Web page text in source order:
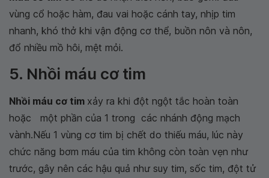
vùng cổ hoặc hàm, đau vai hoặc cánh tay, nhịp tim
nhanh, khó thở khi vận động cơ thể, buồn nôn và nôn,
đổ nhiều mồ hôi, mệt mỏi.
5. Nhồi máu cơ tim
Nhồi máu cơ tim xảy ra khi đột ngột tắc hoàn toàn
hoặc một phần của 1 trong các nhánh động mạch
vành.Nếu 1 vùng cơ tim bị chết do thiếu máu, lúc này
chức năng bơm máu của tim không còn toàn vẹn như
trước, gây nên các hậu quả như suy tim, sốc tim, đột tử